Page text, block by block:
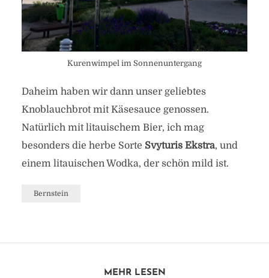
Kurenwimpel im Sonnenuntergang
Daheim haben wir dann unser geliebtes
Knoblauchbrot mit Käsesauce genossen.
Natürlich mit litauischem Bier, ich mag
besonders die herbe Sorte Svyturis Ekstra, und
einem litauischen Wodka, der schön mild ist.
Bernstein
MEHR LESEN